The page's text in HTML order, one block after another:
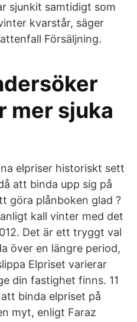
sjunkit samtidigt som
kvarstår, säger
Försäljning.
mer sjuka
elpriser historiskt sett
att binda upp sig på
göra plånboken glad ?
kall vinter med det
Det är ett tryggt val
över en längre period,
Elpriset varierar
din fastighet finns. 11
binda elpriset på
myt, enligt Faraz